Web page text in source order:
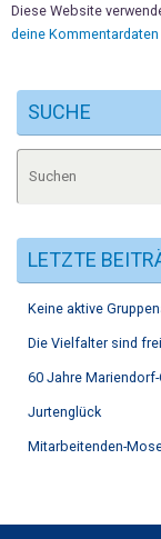
Diese Website
deine Kommentardaten
SUCHE
LETZTE
Keine aktive
Die Vielfalter sind frei
60 Jahre
Jurtenglück
Mitarbeitenden-